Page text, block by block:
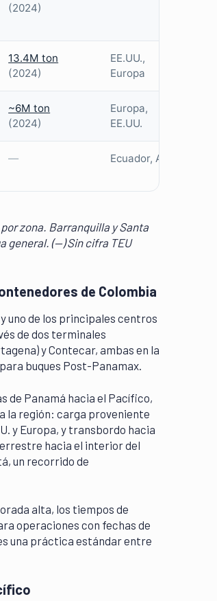
(2024)
13.4M ton
(2024)
EE.UU.,
Europa
~6M ton
(2024)
Europa,
EE.UU.
— Ecuador, Asia
zona. Barranquilla y Santa
general. (—) Sin cifra TEU
de Colombia
uno de los principales centros
de dos terminales
y Contecar, ambas en la
buques Post-Panamax.
de Panamá hacia el Pacífico,
la región: carga proveniente
y Europa, y transbordo hacia
hacia el interior del
un recorrido de
alta, los tiempos de
operaciones con fechas de
una práctica estándar entre